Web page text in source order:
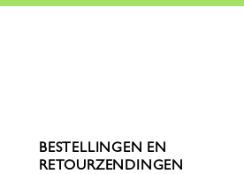
BESTELLINGEN EN
RETOURZENDINGEN